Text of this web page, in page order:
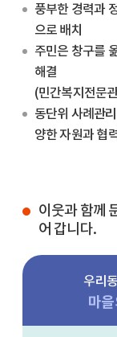
풍부한 경력과
으로 배치
주민은 창구를
해결
(민간복지전문
동단위 사례관
양한 자원과 협
이웃과 함께
어 갑니다.
우리
마